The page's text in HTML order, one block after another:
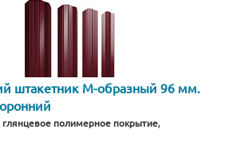
штакетник М-образный 96 мм.
полимерное покрытие,